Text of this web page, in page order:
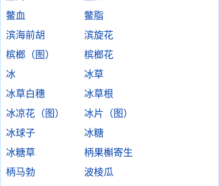
鳖血
鳖脂
滨海前胡
滨旋花
槟榔（图）
槟榔花
冰
冰草
冰草白穗
冰草根
冰凉花（图）
冰片（图）
冰球子
冰糖
冰糖草
柄果槲寄生
柄马勃
波棱瓜